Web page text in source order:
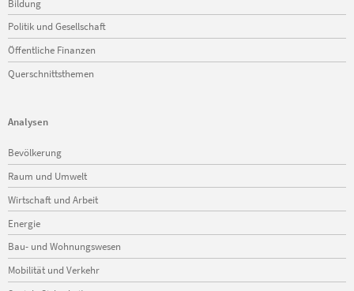
Bildung
Politik und Gesellschaft
Öffentliche Finanzen
Querschnittsthemen
Analysen
Navigation
überspringen
Bevölkerung
Raum und Umwelt
Wirtschaft und Arbeit
Energie
Bau- und Wohnungswesen
Mobilität und Verkehr